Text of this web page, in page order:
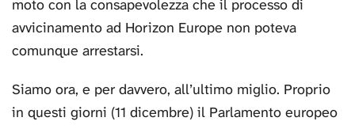
moto con la consapevolezza che il processo di
avvicinamento ad Horizon Europe non poteva
comunque arrestarsi.
Siamo ora, e per davvero, all’ultimo miglio. Proprio
in questi giorni (11 dicembre) il Parlamento europeo